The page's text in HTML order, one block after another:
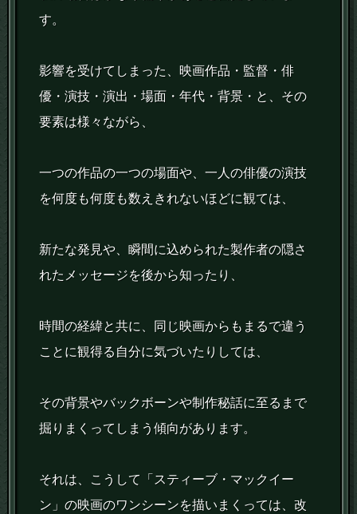
す。
影響を受けてしまった、映画作品・監督・俳
優・演技・演出・場面・年代・背景・と、その
要素は様々ながら、
一つの作品の一つの場面や、一人の俳優の演技
を何度も何度も数えきれないほどに観ては、
新たな発見や、瞬間に込められた製作者の隠さ
れたメッセージを後から知ったり、
時間の経緯と共に、同じ映画からもまるで違う
ことに観得る自分に気づいたりしては、
その背景やバックボーンや制作秘話に至るまで
掘りまくってしまう傾向があります。
それは、こうして「スティーブ・マックイー
ン」の映画のワンシーンを描いまくっては、改